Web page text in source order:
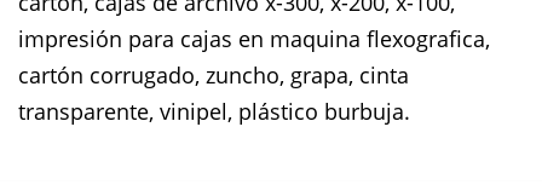
impresión para cajas en maquina flexografica,
cartón corrugado, zuncho, grapa, cinta
transparente, vinipel, plástico burbuja.